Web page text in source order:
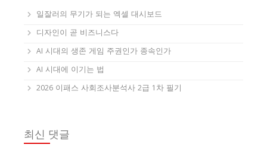
일잘러의 무기가 되는 엑셀 대시보드
디자인이 곧 비즈니스다
AI 시대의 생존 게임 주권인가 종속인가
AI 시대에 이기는 법
2026 이패스 사회조사분석사 2급 1차 필기
최신 댓글